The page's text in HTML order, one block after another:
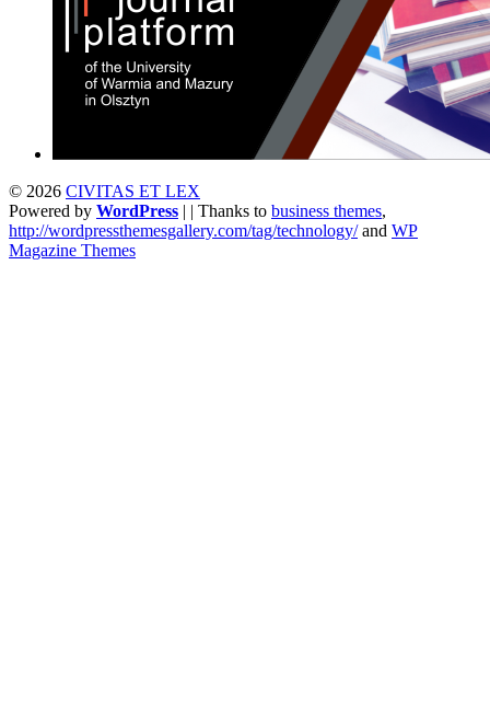
© 2026 CIVITAS ET LEX
Powered by WordPress | | Thanks to business themes,
http://wordpressthemesgallery.com/tag/technology/and WP
Magazine Themes